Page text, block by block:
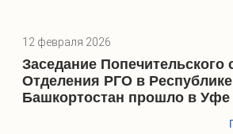
12 февраля 2026
Заседание Попечительского
Отделения РГО в Республике
Башкортостан прошло в Уфе